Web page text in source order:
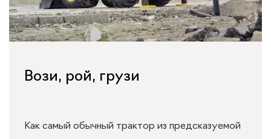
Вози, рой, грузи
Как самый обычный трактор из предсказуемой